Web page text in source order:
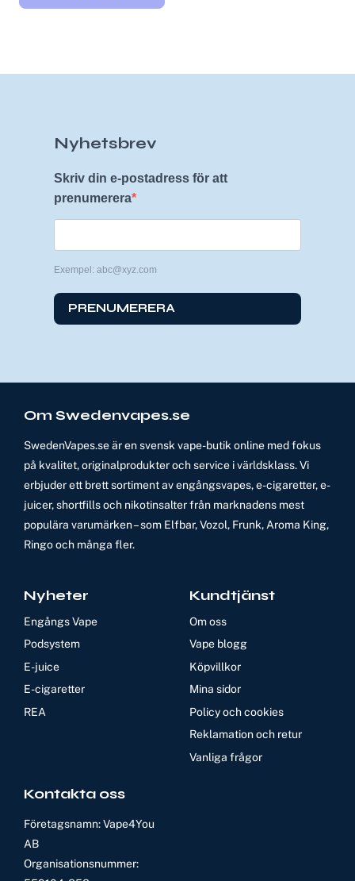
Nyhetsbrev
Skriv din e-postadress för att
prenumerera
Exempel: abc@xyz.com
PRENUMERERA
Om Swedenvapes.se
SwedenVapes.se är en svensk vape-butik online med fokus
på kvalitet, originalprodukter och service i världsklass. Vi
erbjuder ett brett sortiment av engångsvapes, e-cigaretter, e-
juicer, shortfills och nikotinsalter från marknadens mest
populära varumärken – som Elfbar, Vozol, Frunk, Aroma King,
Ringo och många fler.
Nyheter
Engångs Vape
Podsystem
E-juice
E-cigaretter
REA
Kundtjänst
Om oss
Vape blogg
Köpvillkor
Mina sidor
Policy och cookies
Reklamation och retur
Vanliga frågor
Kontakta oss
Företagsnamn: Vape4You
AB
Organisationsnummer: